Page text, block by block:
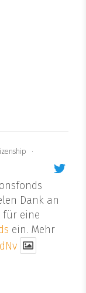
·
Dank an
für eine
ein. Mehr